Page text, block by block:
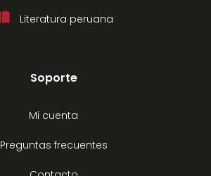
Literatura peruana
Soporte
Mi cuenta
Preguntas frecuentes